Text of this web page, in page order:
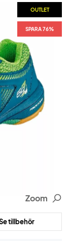
OUTLET
SPARA 76%
Zoom
tillbehör